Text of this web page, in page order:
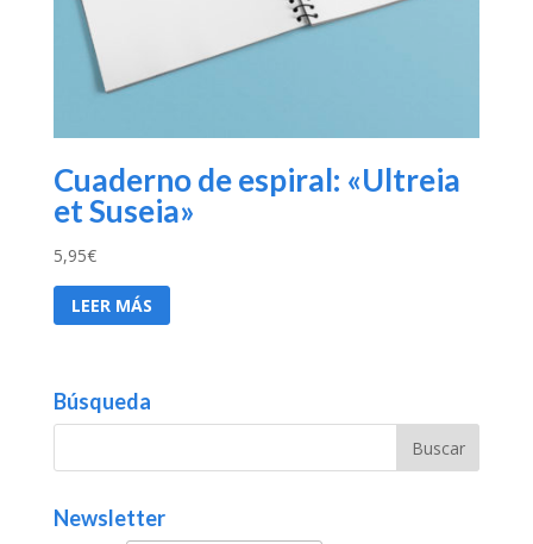
Cuaderno de espiral: «Ultreia
et Suseia»
5,95€
LEER MÁS
Búsqueda
Newsletter